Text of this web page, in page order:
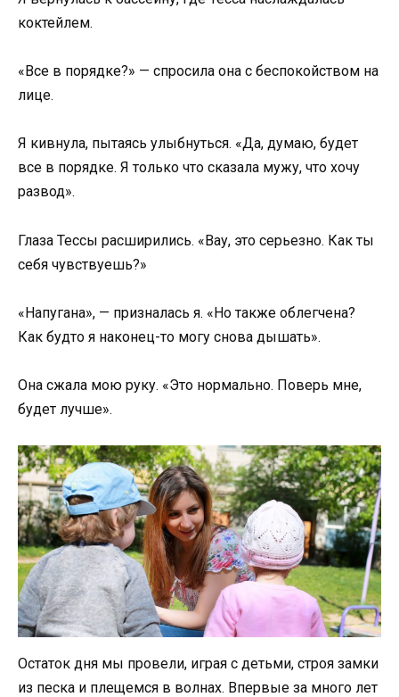
коктейлем.
«Все в порядке?» — спросила она с беспокойством на
лице.
Я кивнула, пытаясь улыбнуться. «Да, думаю, будет
все в порядке. Я только что сказала мужу, что хочу
развод».
Глаза Тессы расширились. «Вау, это серьезно. Как ты
себя чувствуешь?»
«Напугана», — призналась я. «Но также облегчена?
Как будто я наконец-то могу снова дышать».
Она сжала мою руку. «Это нормально. Поверь мне,
будет лучше».
Остаток дня мы провели, играя с детьми, строя замки
из песка и плещемся в волнах. Впервые за много лет